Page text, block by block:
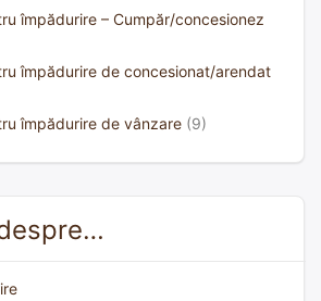
împădurire – Cumpăr/concesionez
împădurire de concesionat/arendat
împădurire de vânzare (9)